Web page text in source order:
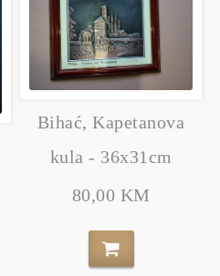
Bihać, Kapetanova
kula - 36x31cm
80,00 KM